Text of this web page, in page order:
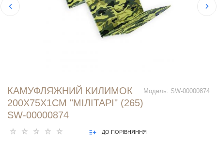
Модель: SW-00000874
КАМУФЛЯЖНИЙ КИЛИМОК
200Х75Х1СМ "МІЛІТАРІ" (265)
SW-00000874
ДО ПОРІВНЯННЯ